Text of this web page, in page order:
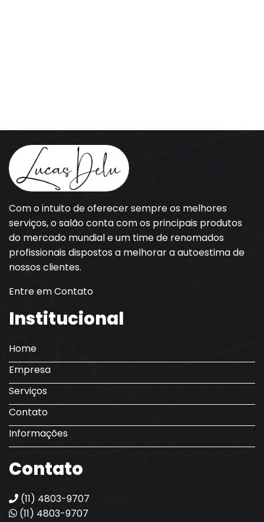
Com o intuito de oferecer sempre os melhores
serviços, o salão conta com os principais produtos
do mercado mundial e um time de renomados
profissionais dispostos a melhorar a autoestima de
nossos clientes.
Entre em Contato
Institucional
Home
Empresa
Serviços
Contato
Informações
Contato
(11) 4803-9707
(11) 4803-9707